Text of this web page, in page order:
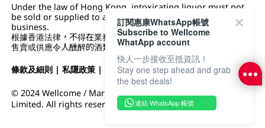
Under the law of Hong Kong, intoxicating liquor must not
be sold or supplied to a minor (under 18) in the course of
business.
根據香港法律，不得在業務過程中，向未成年人 (18 歲以下人士)
售賣或供應令人醺醉的酒類。
條款及細則 |私隱政策 | DFI零售集團
© 2024 Wellcome / Market Place. The Dairy Farm Company
Limited. All rights reserved.
訂閱惠康WhatsApp帳號
Subscribe to Wellcome
WhatApp account
快人一步接收至抵資訊！
Stay one step ahead and grab
the best deals!
連結 WhatsApp 帳號